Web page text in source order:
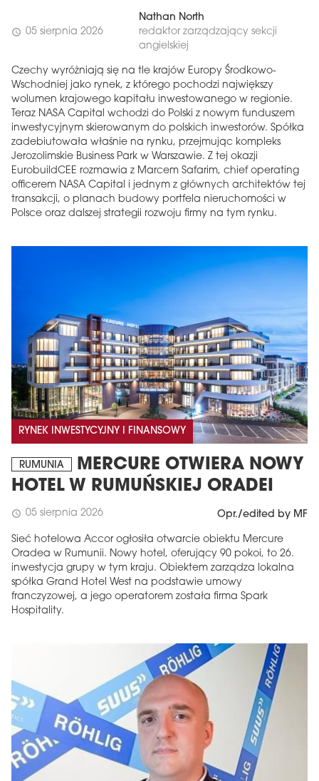
schedule 05 sierpnia 2026
Nathan North
redaktor zarządzający sekcji
angielskiej
Czechy wyróżniają się na tle krajów Europy Środkowo-
Wschodniej jako rynek, z którego pochodzi największy
wolumen krajowego kapitału inwestowanego w regionie.
Teraz NASA Capital wchodzi do Polski z nowym funduszem
inwestycyjnym skierowanym do polskich inwestorów. Spółka
zadebiutowała właśnie na rynku, przejmując kompleks
Jerozolimskie Business Park w Warszawie. Z tej okazji
EurobuildCEE rozmawia z Marcem Safarim, chief operating
officerem NASA Capital i jednym z głównych architektów tej
transakcji, o planach budowy portfela nieruchomości w
Polsce oraz dalszej strategii rozwoju firmy na tym rynku.
RYNEK INWESTYCYJNY I FINANSOWY
RUMUNIA
MERCURE OTWIERA NOWY
HOTEL W RUMUŃSKIEJ ORADEI
schedule 05 sierpnia 2026 Opr./edited by MF
Sieć hotelowa Accor ogłosiła otwarcie obiektu Mercure
Oradea w Rumunii. Nowy hotel, oferujący 90 pokoi, to 26.
inwestycja grupy w tym kraju. Obiektem zarządza lokalna
spółka Grand Hotel West na podstawie umowy
franczyzowej, a jego operatorem została firma Spark
Hospitality.